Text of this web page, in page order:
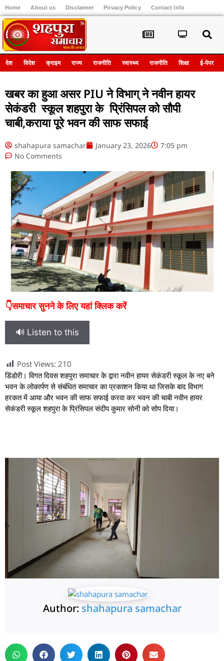
Home About us Disclaimer Privacy Policy Contact Info
देश विदेश क्राइम राज्य राजनीति स्वास्थ्य राजनीति शिक्षा ई-पेपर
खबर का हुआ असर PIU ने विभाग् ने नवीन हायर
सेकंडरी स्कूल शहपुरा के प्रिंसिपल को सौपी
चाबी,कराया पूरे भवन की साफ सफाई
shahapura samachar January 23, 2026
7:05 pm
No Comments
👇समाचार सुनने के लिए यहां क्लिक करें
🔊 Listen to this
Post Views: 210
डिंडोरी। विगत दिवस शहपुरा समाचार के द्वारा नवीन हायर सेकंडरी स्कूल के नए बने
भवन के लोकार्पण से संबंधित समाचार का प्रकाशन किया था जिसके बाद विभाग
हरकत में आया और भवन की साफ सफाई करवा कर भवन की चाबी नवीन हायर
सेकंडरी स्कूल शहपुरा के प्रिंसिपल संदीप कुमार सोनी को सोप दिया।
Author: shahapura samachar